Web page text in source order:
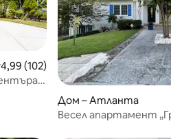
оценка: 4,99 от 5, 102
4,99 (102)
Дом – Атланта
Весел апартамент